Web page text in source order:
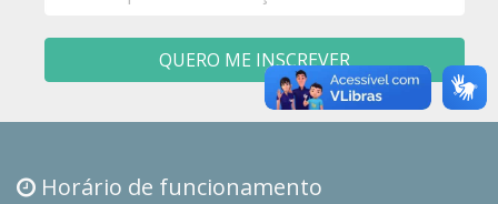
QUERO ME INSCREVER
Horário de funcionamento